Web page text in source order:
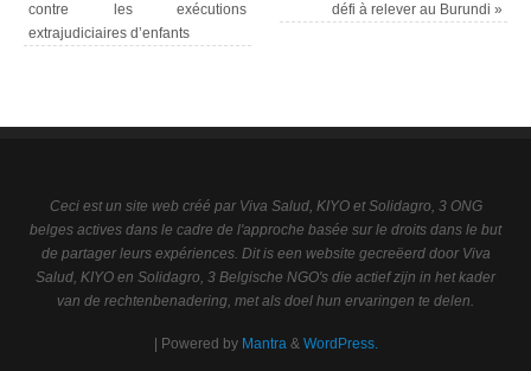
contre les exécutions
extrajudiciaires d’enfants
défi à relever au Burundi »
Ceci est un site web créé par Viva Salud, KIYO et Solidagro, 3 ONG
belges actives dans le cadre de l'approche basée sur le droits dans le but
de partager leurs expériences. Dit is een website gecreëerd door Viva
Salud, KIYO en Solidagro, 3 Belgische NGO's die actief zijn in het kader
van de rechtenbenadering, met als doel hun ervaringen te delen.
| Powered by Mantra & WordPress.